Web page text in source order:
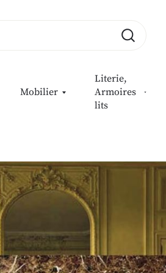
Mobilier
Literie,
Armoires
lits